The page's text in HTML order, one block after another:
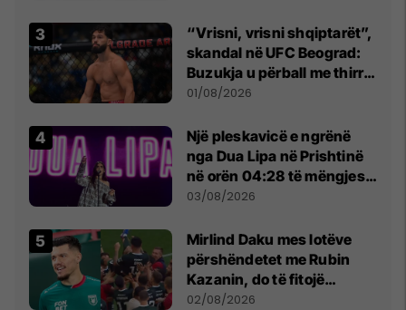
“Vrisni, vrisni shqiptarët”,
skandal në UFC Beograd:
Buzukja u përball me thirrje
anti-shqiptare nga
01/08/2026
Një pleskavicë e ngrënë
nga Dua Lipa në Prishtinë
në orën 04:28 të mëngjesit
- dhe bota digjitale serbe
03/08/2026
Mirlind Daku mes lotëve
përshëndetet me Rubin
Kazanin, do të fitojë
miliona te Spartak Moska
02/08/2026